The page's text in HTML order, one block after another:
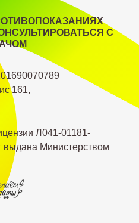
С
161,
Л041-01181-
выдана Министерством